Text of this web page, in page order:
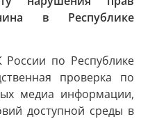
в Республике
по Республике
проверка по
медиа информации,
доступной среды в